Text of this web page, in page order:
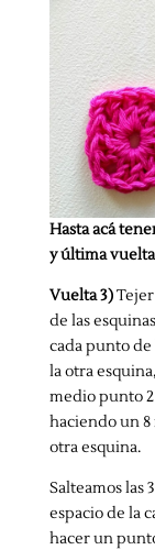
Hasta acá
y última
Vuelta 3)Tejer
de las
cada punto
la otra
medio punto
haciendo un 8
otra esquina.
Salteamos las
espacio de la
hacer un